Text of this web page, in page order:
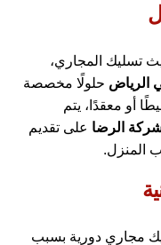
تسليك المجاري،
الرياض حلولًا مخصصة
أو معقدًا، يتم
الرضا على تقديم
المنزل.
مجاري دورية بسبب